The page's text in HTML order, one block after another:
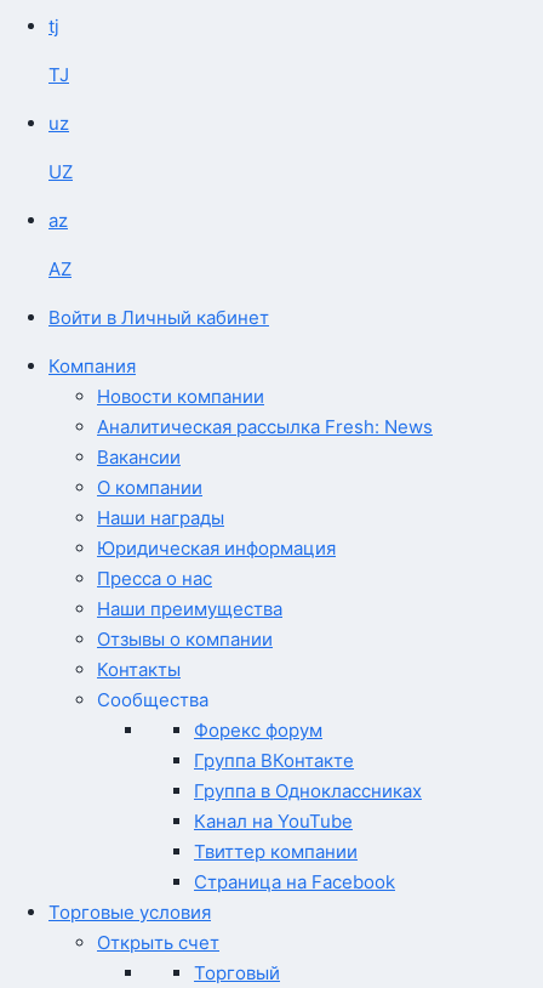
tj
TJ
uz
UZ
az
AZ
Войти в Личный кабинет
Компания
Новости компании
Аналитическая рассылка Fresh: News
Вакансии
О компании
Наши награды
Юридическая информация
Пресса о нас
Наши преимущества
Отзывы о компании
Контакты
Сообщества
Форекс форум
Группа ВКонтакте
Группа в Одноклассниках
Канал на YouTube
Твиттер компании
Страница на Facebook
Торговые условия
Открыть счет
Торговый